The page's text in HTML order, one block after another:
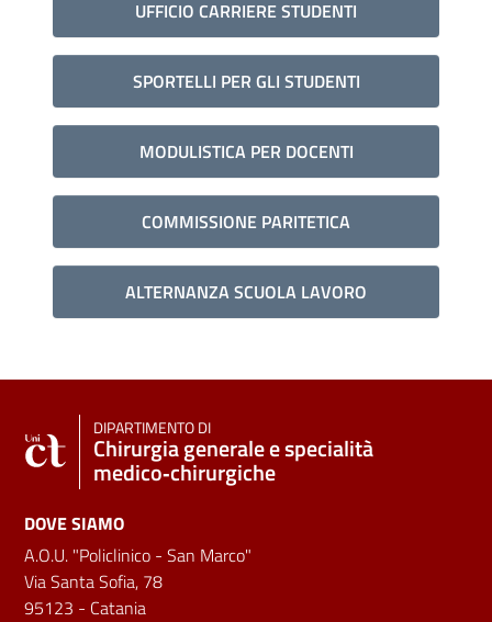
UFFICIO CARRIERE STUDENTI
SPORTELLI PER GLI STUDENTI
MODULISTICA PER DOCENTI
COMMISSIONE PARITETICA
ALTERNANZA SCUOLA LAVORO
DIPARTIMENTO DI
Chirurgia generale e specialità
medico‑chirurgiche
DOVE SIAMO
A.O.U. "Policlinico - San Marco"
Via Santa Sofia, 78
95123 - Catania